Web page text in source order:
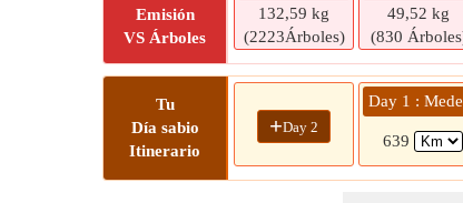
Emisión
VS Árboles
132,59 kg
(2223Árboles)
49,52 kg
(830
Tu
Día sabio
Itinerario
+Day 2
Day 1 :
639